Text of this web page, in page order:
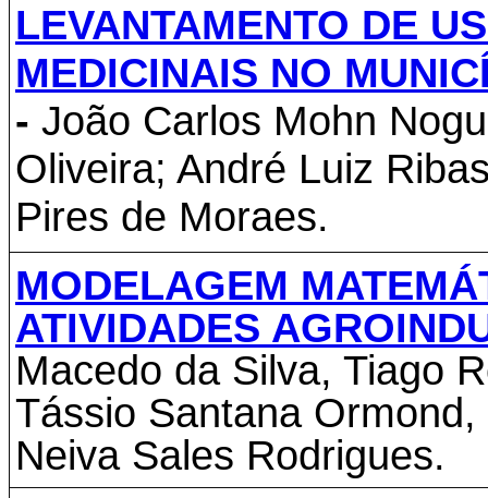
LEVANTAMENTO DE
MEDICINAIS NO
- João Carlos Mohn
Oliveira; André Luiz
Pires de Moraes.
MODELAGEM
ATIVIDADES
Macedo da Silva, Tiago
Tássio Santana
Neiva Sales Rodrigues.